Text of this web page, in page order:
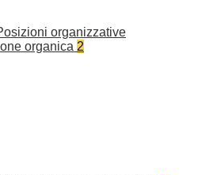
organizzative
organica 2